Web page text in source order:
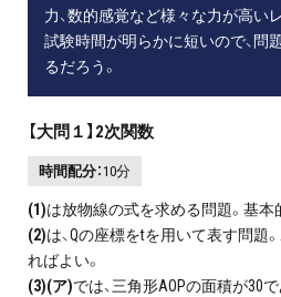
力、数的感覚など様々な力が高い
試験時間が明らかに短いので、問
るだろう。
【大問１】2次関数
時間配分：10分
(1)は放物線の式を求める問題。基本
(2)は、Qの座標をtを用いて表す問題
ればよい。
(3)(ア)では、三角形AOPの面積が30